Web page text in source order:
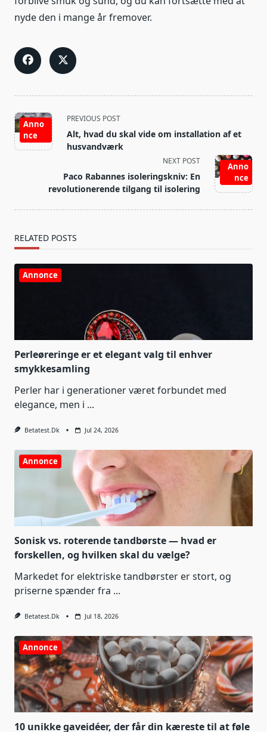
nyde den i mange år fremover.
<span
class="nav-
subtitle
text">Page</span>
Anno
nce
PREVIOUS POST
Alt, hvad du skal vide om installation af et
husvandværk
Anno
nce
NEXT POST
Paco Rabannes isoleringskniv: En
revolutionerende tilgang til isolering
RELATED POSTS
Annonce
Perleøreringe er et elegant valg til enhver
smykkesamling
Perler har i generationer været forbundet med
elegance, men i ...
Betatest.dk Jul 24, 2026
Annonce
Sonisk vs. roterende tandbørste — hvad er
forskellen, og hvilken skal du vælge?
Markedet for elektriske tandbørster er stort, og
priserne spænder fra ...
Betatest.dk Jul 18, 2026
Annonce
10 unikke gaveidéer, der får din kæreste til at føle